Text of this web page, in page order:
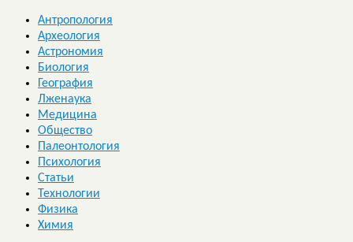
Антропология
Археология
Астрономия
Биология
География
Лженаука
Медицина
Общество
Палеонтология
Психология
Статьи
Технологии
Физика
Химия